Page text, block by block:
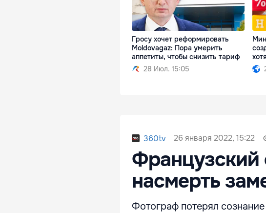
Гросу хочет реформировать
Moldovagaz: Пора умерить
аппетиты, чтобы снизить тариф
28 Июл. 15:05
360tv 26 января 2022, 15:22
насмерть
Фотограф потерял